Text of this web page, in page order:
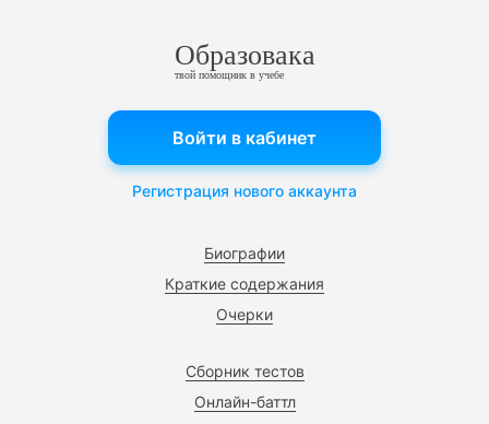
Образовака
твой помощник в учебе
Биографии
Краткие содержания
Очерки
Сборник тестов
Онлайн-баттл
Войти в кабинет
Регистрация нового аккаунта